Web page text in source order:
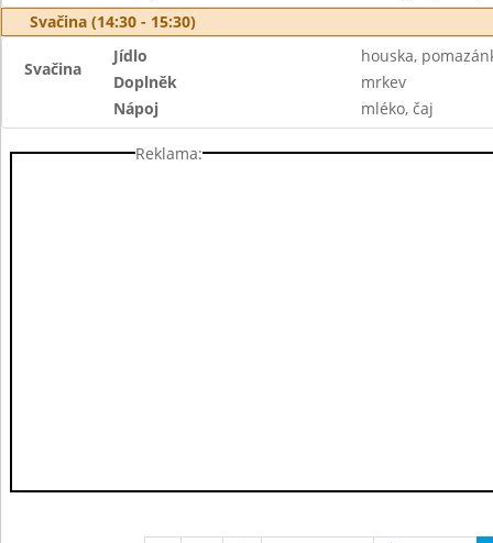
Svačina (14:30 - 15:30)
Svačina
Jídlo
houska,
Doplněk
mrkev
Nápoj
mléko, čaj
Reklama: